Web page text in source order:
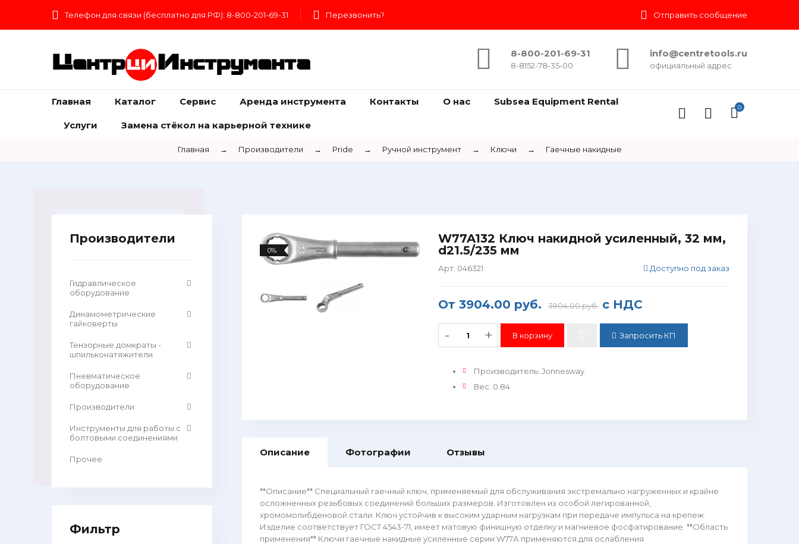
Телефон для связи (бесплатно для РФ): 8-800-201-69-31 Перезвонить? Отправить сообщение
Центр Инструмента
8-800-201-69-31
8-8152-78-35-00
info@centretools.ru
официальный адрес
Главная Каталог Сервис Аренда инструмента Контакты О нас Subsea Equipment Rental
Услуги Замена стёкол на карьерной технике
0
Главная → Производители → Pride → Ручной инструмент → Ключи → Гаечные накидные
0%
W77A132 Ключ накидной усиленный, 32 мм,
d21.5/235 мм
Арт. 046321 Доступно под заказ
От 3904.00 руб. 3904.00 руб. с НДС
- + Запросить КП
Производитель: Jonnesway
Вес: 0.84
Описание Фотографии Отзывы
**Описание** Специальный гаечный ключ, применяемый для обслуживания экстремально нагруженных и крайне
осложненных резьбовых соединений больших размеров. Изготовлен из особой легированной,
хромомолибденовой стали. Ключ устойчив к высоким ударным нагрузкам при передаче импульса на крепеж.
Изделие соответствует ГОСТ 4543-71, имеет матовую финишную отделку и магниевое фосфатирование. **Область
применения** Ключи гаечные накидные усиленные серии W77А применяются для ослабления
Производители
Гидравлическое
оборудование
Динамометрические
гайковерты
Тензорные домкраты -
шпильконатяжители
Пневматическое
оборудование
Производители
Инструменты для работы с
болтовыми соединениями
Прочее
Фильтр